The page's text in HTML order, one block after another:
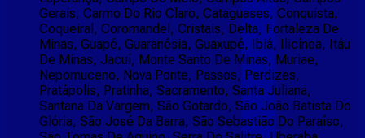
Gerais, Carmo Do Rio Claro, Cataguases, Conquista,
Coqueiral, Coromandel, Cristais, Delta, Fortaleza De
Minas, Guapé, Guaranésia, Guaxupé, Ibiá, Ilicínea, Itáu
De Minas, Jacuí, Monte Santo De Minas, Muriae,
Nepomuceno, Nova Ponte, Passos, Perdizes,
Pratápolis, Pratinha, Sacramento, Santa Juliana,
Santana Da Vargem, São Gotardo, São João Batista Do
Glória, São José Da Barra, São Sebastião Do Paraíso,